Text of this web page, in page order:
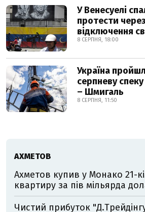
У Венесуелі
протести
відключення
8 СЕРПНЯ, 18:00
Україна
серпневу
– Шмигаль
8 СЕРПНЯ, 11:50
АХМЕТОВ
Ахметов купив у Монако 21-
квартиру за пів мільярда
Чистий прибуток